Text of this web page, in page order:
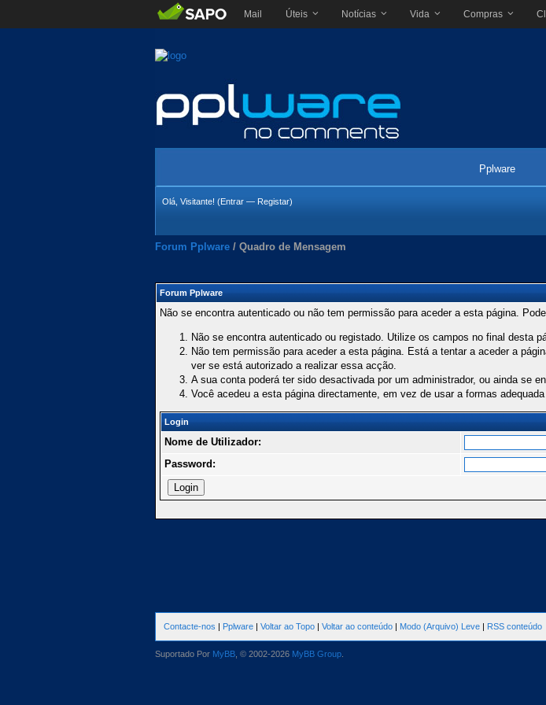
Mail Úteis Notícias Vida Compras
Pplware
Olá, Visitante! (Entrar — Registar)
Forum Pplware / Quadro de Mensagem
Forum Pplware
Não se encontra autenticado ou não tem permissão para aceder a esta página.
Não se encontra autenticado ou registado. Utilize os campos no final desta
Não tem permissão para aceder a esta página. Está a tentar a aceder a
ver se está autorizado a realizar essa acção.
A sua conta poderá ter sido desactivada por um administrador, ou ainda se
Você acedeu a esta página directamente, em vez de usar a formas
Login
Nome de Utilizador:
Password:
Contacte-nos | Pplware | Voltar ao Topo | Voltar ao conteúdo | Modo (Arquivo) Leve | RSS conteúdo
Suportado Por MyBB , © 2002-2026 MyBB Group